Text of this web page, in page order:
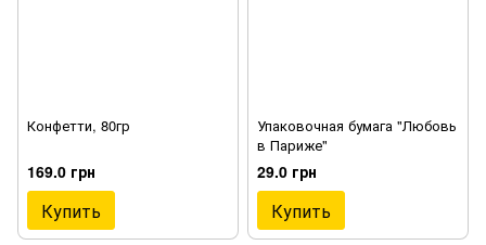
Конфетти, 80гр
169.0 грн
Купить
Упаковочная бумага "Любовь
в Париже"
29.0 грн
Купить